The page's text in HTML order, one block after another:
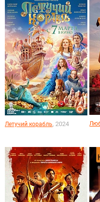
Летучий корабль, 2024